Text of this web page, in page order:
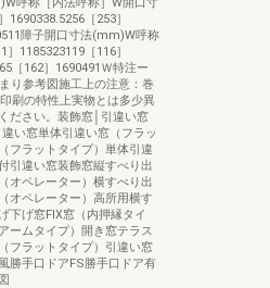
1690338.5256［253］
障子開口寸法(mm)W呼称
］1185323119［116］
［162］1690491Ｗ特注ー
り参考図施工上の注意：巻
刷の特性上実物とは多少異
ださい。装飾窓│引違い窓
い窓単体引違い窓（フラッ
フラットタイプ）単体引違
引違い窓装飾窓縦すべり出
オペレーター）横すべり出
オペレーター）高所用横す
下げ窓FIX窓（内押縁タイ
ームタイプ）開き窓テラス
フラットタイプ）引違い窓
勝手口ドアFS勝手口ドア有